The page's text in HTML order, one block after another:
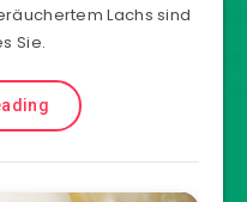
Lachs sind
Sie.